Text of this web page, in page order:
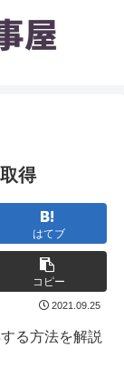
得
はてブ
コピー
2021.09.25
る方法を解説